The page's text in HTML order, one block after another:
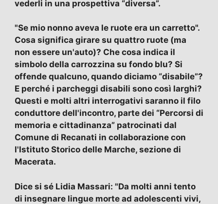
vederli in una prospettiva “diversa”.
"Se mio nonno aveva le ruote era un carretto".
Cosa significa girare su quattro ruote (ma
non essere un'auto)? Che cosa indica il
simbolo della carrozzina su fondo blu? Si
offende qualcuno, quando diciamo “disabile”?
E perché i parcheggi disabili sono così larghi?
Questi e molti altri interrogativi saranno il filo
conduttore dell'incontro, parte dei “Percorsi di
memoria e cittadinanza” patrocinati dal
Comune di Recanati in collaborazione con
l'Istituto Storico delle Marche, sezione di
Macerata.
Dice si sé Lidia Massari: "Da molti anni tento
di insegnare lingue morte ad adolescenti vivi,